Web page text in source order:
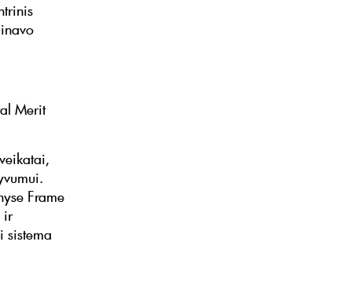
Merit
Frame
ir
sistema